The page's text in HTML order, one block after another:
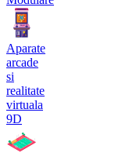
Aparate
arcade
si
realitate
virtuala
9D